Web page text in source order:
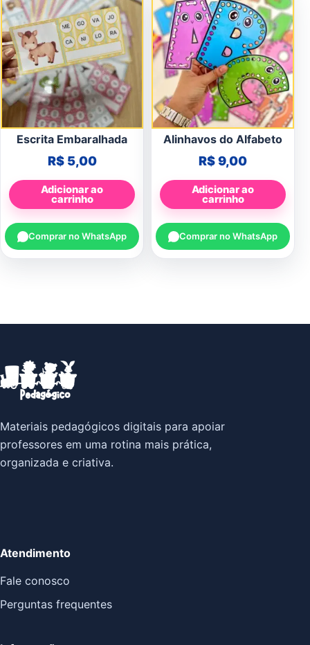
Escrita Embaralhada
R$5,00
Adicionar ao
carrinho
Comprar no WhatsApp
Alinhavos do Alfabeto
R$9,00
Adicionar ao
carrinho
Comprar no WhatsApp
Materiais pedagógicos digitais para apoiar
professores em uma rotina mais prática,
organizada e criativa.
Atendimento
Fale conosco
Perguntas frequentes